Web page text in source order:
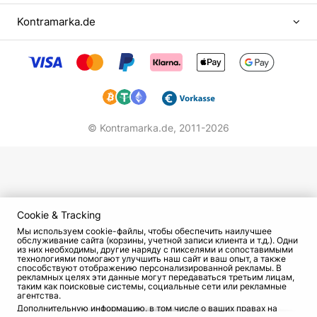
Бегунова и Решетникова (Кукушкина на тот
перед публикой. Запись такого концерта
страстному поклоннику рок-н-ролла.
Матвеев даже сравнил солиста коллектива с
из его частей была записана еще до того, как
сформировался окончательный состав
«ЧайФа». Над второй Шахрин и Бегунов
работали уже вместе с примкнувшим к
коллективу Сергеем Денисовым, еще одним
экс-участником группы «Пятна». В том же году
музыканты впервые выступили в городском ДК
Kontramarka.de
© Kontramarka.de, 2011-2026
Cookie & Tracking
Мы используем cookie-файлы, чтобы обеспечить наилучшее
обслуживание сайта (корзины, учетной записи клиента и т.д.). Одни
из них необходимы, другие наряду с пикселями и сопоставимыми
технологиями помогают улучшить наш сайт и ваш опыт, а также
способствуют отображению персонализированной рекламы. В
рекламных целях эти данные могут передаваться третьим лицам,
таким как поисковые системы, социальные сети или рекламные
агентства.
Дополнительную информацию, в том числе о ваших правах на